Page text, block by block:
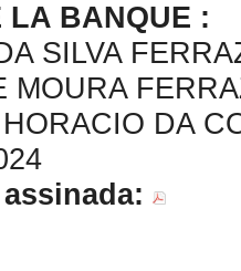
LA BANQUE :
SILVA
MOURA
DA